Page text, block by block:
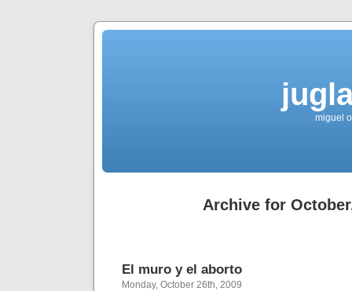
miguel
Archive for
El muro y el aborto
Monday, October 26th, 2009